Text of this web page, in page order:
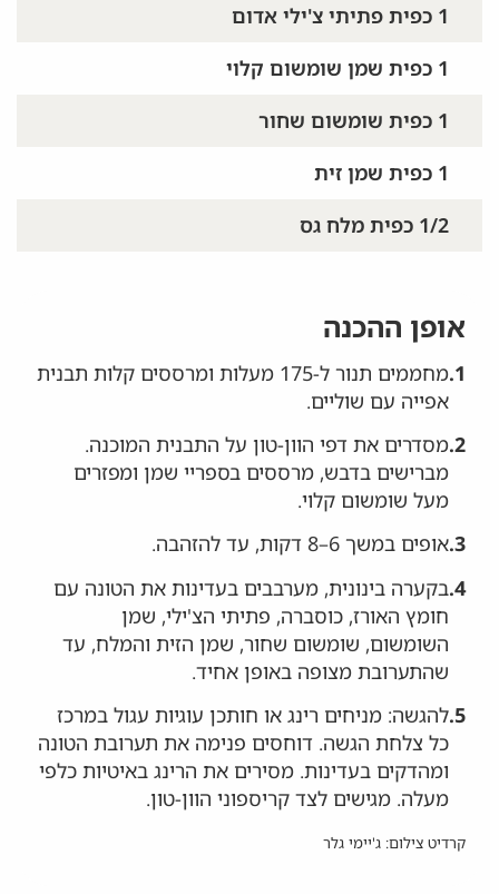
1 כפית פתיתי צ'ילי אדום
1 כפית שמן שומשום קלוי
1 כפית שומשום שחור
1 כפית שמן זית
1/2 כפית מלח גס
אופן ההכנה
1.
מחממים תנור ל-175 מעלות ומרססים קלות תבנית
אפייה עם שוליים.
2. מסדרים את דפי הוון-טון על התבנית המוכנה.
מברישים בדבש, מרססים בספריי שמן ומפזרים
מעל שומשום קלוי.
3. אופים במשך 6–8 דקות, עד להזהבה.
4. בקערה בינונית, מערבבים בעדינות את הטונה עם
חומץ האורז, כוסברה, פתיתי הצ'ילי, שמן
השומשום, שומשום שחור, שמן הזית והמלח, עד
שהתערובת מצופה באופן אחיד.
5. להגשה: מניחים רינג או חותכן עוגיות עגול במרכז
כל צלחת הגשה. דוחסים פנימה את תערובת הטונה
ומהדקים בעדינות. מסירים את הרינג באיטיות כלפי
מעלה. מגישים לצד קריספוני הוון-טון.
קרדיט צילום: ג'יימי גלר